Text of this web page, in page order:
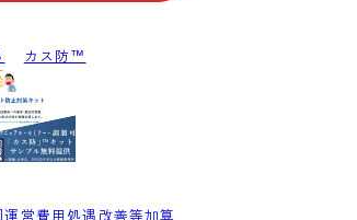
カス防™
営費用処遇改善等加算